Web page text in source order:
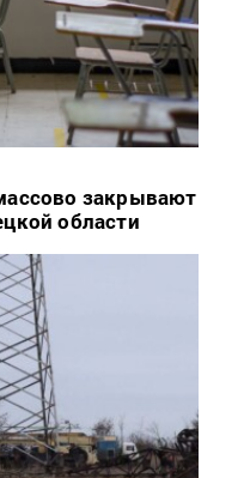
закрывают
области